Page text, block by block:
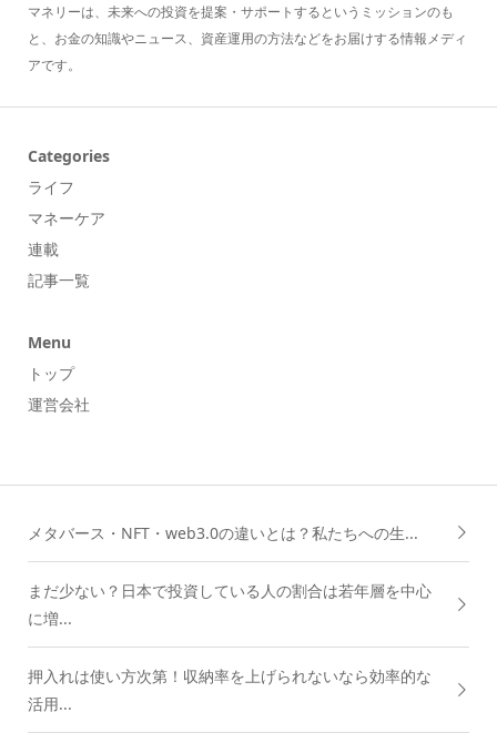
マネリーは、未来への投資を提案・サポートするというミッションのも
と、お金の知識やニュース、資産運用の方法などをお届けする情報メディ
アです。
Categories
ライフ
マネーケア
連載
記事一覧
Menu
トップ
運営会社
メタバース・NFT・web3.0の違いとは？私たちへの生...
まだ少ない？日本で投資している人の割合は若年層を中心
に増...
押入れは使い方次第！収納率を上げられないなら効率的な
活用...